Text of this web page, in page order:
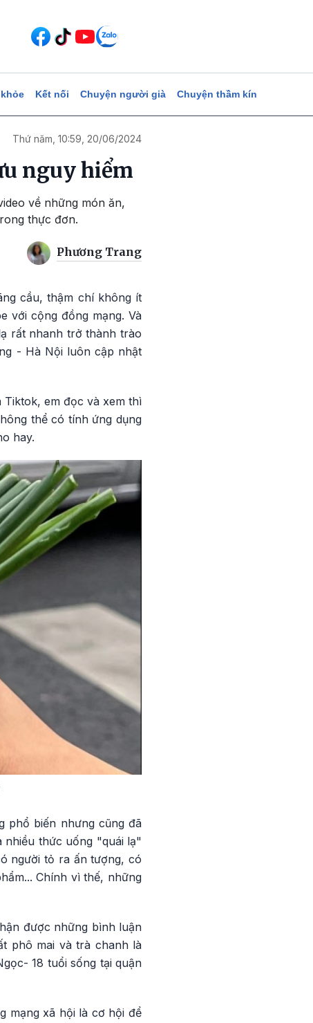
Kết nối Chuyện người già Chuyện thầm kín
Thứ năm, 10:59, 20/06/2024
nguy hiểm
về những món ăn,
thực đơn.
Phương Trang
cầu, thậm chí không ít
với cộng đồng mạng. Và
rất nhanh trở thành trào
- Hà Nội luôn cập nhật
Tiktok, em đọc và xem thì
thể có tính ứng dụng
hay.
phổ biến nhưng cũng đã
nhiều thức uống "quái lạ"
người tỏ ra ấn tượng, có
Chính vì thế, những
được những bình luận
phô mai và trà chanh là
18 tuổi sống tại quận
mạng xã hội là cơ hội để